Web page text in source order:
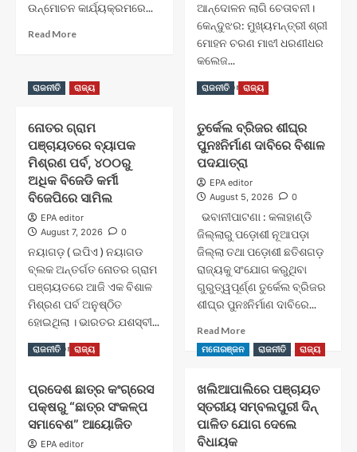
ପକ୍ଷରୁ
ପ୍ରଦାନ
ଉନ୍ମୋଚନ କାର୍ଯ୍ୟକ୍ରମରେ...
Read MoreRead
ରାହୁଳ
ଓଡିଆ
ସଙ୍ଗୀତ
ଉନ୍ମୋଚିତ
ଆନ୍ଦୋଳନ ଲାଗି ଚେତାବନୀ।
କେନ୍ଦୁଝର: ମୁଖ୍ୟମନ୍ତ୍ରୀ ଶ୍ରୀ
ମୋହନ ଚରଣ ମାଝୀ ଧରଣୀଧର
କଲେଜ...
Read MoreRead
ଧରଣୀଧର
ସ୍ୱୟଂଶାସିତ
ମହାବିଦ୍ୟାଳୟର
ପ୍ରତିଷ୍ଠା
ଲାଗି
ରାଜରାସ୍ତାରେ
ଛାତ୍ରଛାତ୍ରୀ
ରାଜନୀତି ରାଜ୍ୟ
ନୋତର ଗ୍ରାମ
ପଞ୍ଚାୟତରେ ବ୍ୟାପକ
ମିଶ୍ରଣ ପର୍ବ, ୪୦୦ରୁ
ଅଧିକ ବିଜେଡି କର୍ମୀ
ବିଜେପିରେ ସାମିଲ
EPA editor
August 7, 2026
0
ନୟାଗଡ଼ ( ଇପିଏ ) ନୟାଗଡ
ବ୍ଲକ ଅନ୍ତର୍ଗତ ନୋତର ଗ୍ରାମ
ପଞ୍ଚାୟତରେ ଆଜି ଏକ ବିଶାଳ
ମିଶ୍ରଣ ପର୍ବ ଅନୁଷ୍ଠିତ
ହୋଇଥିଲା । ଭାରତର ଯଶସ୍ବୀ...
Read MoreRead
ନୋତର
ଗ୍ରାମ
ପଞ୍ଚାୟତରେ
ରାଜନୀତି ରାଜ୍ୟ
ତୁର୍କେଲ ବ୍ରିଜର ଶୀଘ୍ର
ପୁନଃନିର୍ମାଣ ଦାବିରେ ବିଶାଳ
ପଦଯାତ୍ରା
EPA editor
August 5, 2026
0
ଭବାନୀପାଟଣା : କଳାହାଣ୍ଡି
ଜିଲ୍ଲାରୁ ପଡ଼ୋଶୀ ନୂଆପଡ଼ା
ଜିଲ୍ଲା ତଥା ପଡ଼ୋଶୀ ଛତିଶଗଡ଼
ରାଜ୍ୟକୁ ସଂଯୋଗ କରୁଥିବା
ଗୁରୁତ୍ୱପୂର୍ଣ୍ଣ ତୁର୍କେଲ ବ୍ରିଜର
ଶୀଘ୍ର ପୁନଃନିର୍ମାଣ ଦାବିରେ...
Read MoreRead
more
about
ବ୍ରିଜର
ଶୀଘ୍ର
ପୁନଃନିର୍ମାଣ
ରାଜନୀତି ରାଜ୍ୟ
ପ୍ରଦେଶ ଛାତ୍ର କଂଗ୍ରେସ
ପକ୍ଷରୁ “ଛାତ୍ର ସଂକଳ୍ପ
ସମାବେଶ” ଆୟୋଜିତ
EPA editor
ମନୋରଞ୍ଜନ ରାଜନୀତି ରାଜ୍ୟ
ଖଲିଆପାଲିରେ ପଞ୍ଚାୟତ
ସ୍ତରୀୟ ସମ୍ବଲପୁରୀ ଦିନ୍
ପାଳିତ ଯୋଗ ଦେଲେ
ବିଧାୟକ